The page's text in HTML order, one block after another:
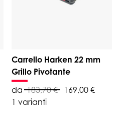
Carrello Harken 22 mm
Grillo Pivotante
da 183,70 €
169,00 €
1 varianti